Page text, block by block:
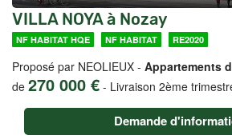
VILLA NOYA à Nozay
NF HABITAT HQE NF HABITAT RE2020
Proposé par NEOLIEUX - Appartements
de 270 000 € - Livraison 2ème
Demande